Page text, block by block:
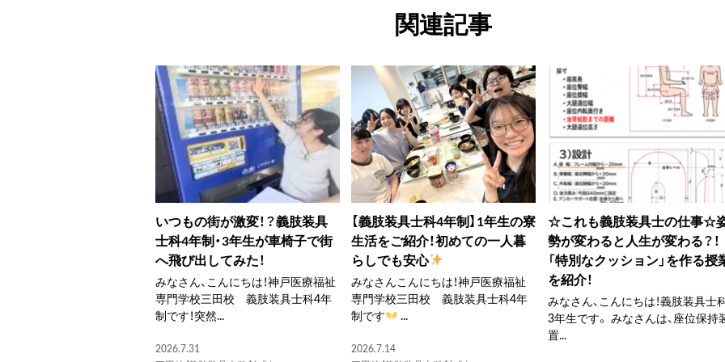
関連記事
いつもの街が激変！？義肢装具
士科4年制・3年生が車椅子で街
へ飛び出してみた！
みなさん、こんにちは！神戸医療福祉
専門学校三田校 義肢装具士科4年
制です！突然...
2026.7.31
【義肢装具士科4年制】1年生の寮
生活をご紹介！初めての一人暮
らしでも安心
みなさんこんにちは！神戸医療福祉
専門学校三田校 義肢装具士科4年
制です
...
2026.7.14
☆これも義肢装具士の仕事☆
勢が変わると人生が変わる？！
「特別なクッション」を作る授
を紹介！
みなさん、こんにちは！義肢装具士
3年生です。 みなさんは、座位保持
置...